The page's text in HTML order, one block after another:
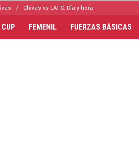
Chivas vs LAFC: Día y hora
FEMENIL FUERZAS BÁSICAS